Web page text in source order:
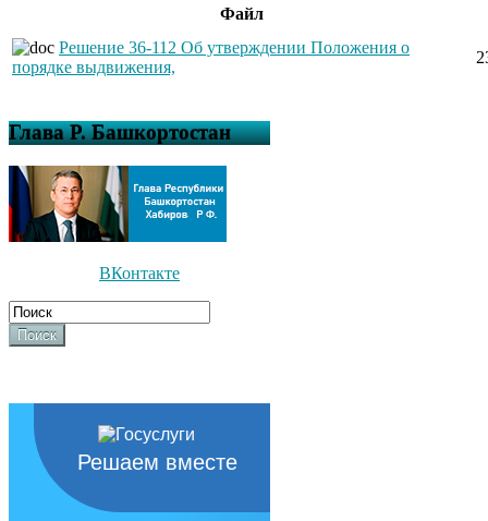
Файл
Решение 36-112 Об утверждении Положения о
порядке выдвижения,
Глава Р. Башкортостан
ВКонтакте
Поиск
Решаем вместе